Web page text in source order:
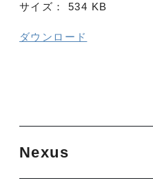
サイズ： 534 KB
ダウンロード
Nexus